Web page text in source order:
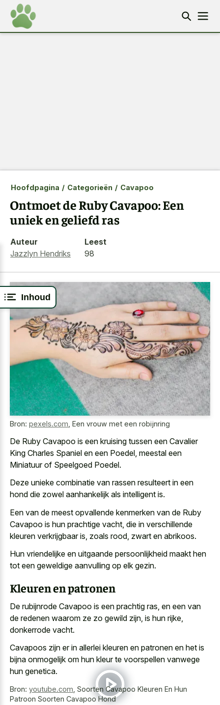
Inhoud
Hoofdpagina / Categorieën / Cavapoo
Ontmoet de Ruby Cavapoo: Een
uniek en geliefd ras
Auteur
Jazzlyn Hendriks
Leest
98
Bron: pexels.com Een vrouw met een robijnring
De Ruby Cavapoo is een kruising tussen een Cavalier
King Charles Spaniel en een Poedel, meestal een
Miniatuur of Speelgoed Poedel.
Deze unieke combinatie van rassen resulteert in een
hond die zowel aanhankelijk als intelligent is.
Een van de meest opvallende kenmerken van de Ruby
Cavapoo is hun prachtige vacht, die in verschillende
kleuren verkrijgbaar is, zoals rood, zwart en abrikoos.
Hun vriendelijke en uitgaande persoonlijkheid maakt hen
tot een geweldige aanvulling op elk gezin.
Kleuren en patronen
De rubijnrode Cavapoo is een prachtig ras, en een van
de redenen waarom ze zo gewild zijn, is hun rijke,
donkerrode vacht.
Cavapoos zijn er in allerlei kleuren en patronen en het is
bijna onmogelijk om hun kleur te voorspellen vanwege
hun genetica.
Bron: youtube.com Soorten Cavapoo Kleuren En Hun
Patroon Soorten Cavapoo Hond